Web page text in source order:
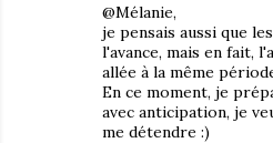
@Mélanie,
je pensais aussi que
l'avance, mais en fait,
allée à la même
En ce moment, je
avec anticipation, je
me détendre :)